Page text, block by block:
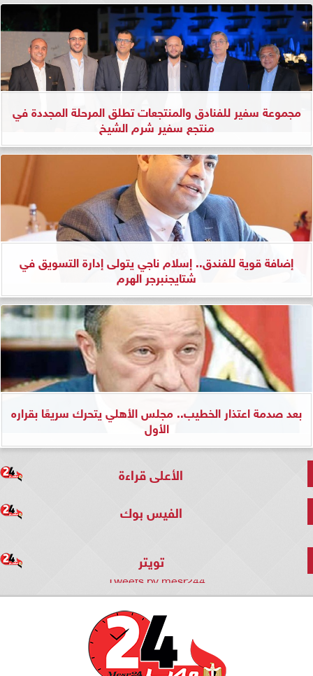
مجموعة سفير للفنادق والمنتجعات تطلق المرحلة المجددة في
منتجع سفير شرم الشيخ
إضافة قوية للفندق.. إسلام ناجي يتولى إدارة التسويق في
شتايجنبرجر الهرم
بعد صدمة اعتذار الخطيب.. مجلس الأهلي يتحرك سريعًا بقراره
الأول
الأعلى قراءة
الفيس بوك
تويتر
Tweets by mesr244